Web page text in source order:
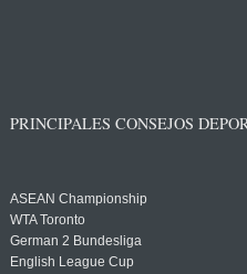
PRINCIPALES CONSEJOS
ASEAN Championship
WTA Toronto
German 2 Bundesliga
English League Cup